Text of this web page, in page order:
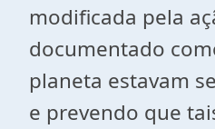
modificada pela
documentado
planeta estavam
e prevendo que